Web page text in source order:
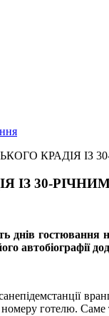
КРАДІЯ ІЗ
ІЗ 30-
гостювання
автобіографії
готелю. Саме